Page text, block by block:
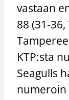
vastaan
88 (31-
KTP:sta
Seagulls
numeroin